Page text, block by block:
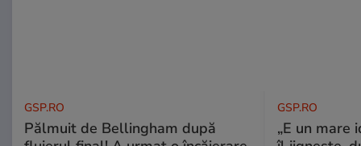
GSP.RO
Pălmuit de Bellingham după
GSP.RO
„E un mare